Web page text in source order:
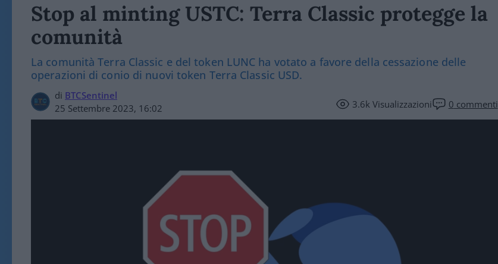
Stop al minting USTC: Terra Classic protegge la
comunità
La comunità Terra Classic e del token LUNC ha votato a favore della cessazione delle
operazioni di conio di nuovi token Terra Classic USD.
di BTCSentinel
25 Settembre 2023, 16:02
3.6kVisualizzazioni 0 commenti